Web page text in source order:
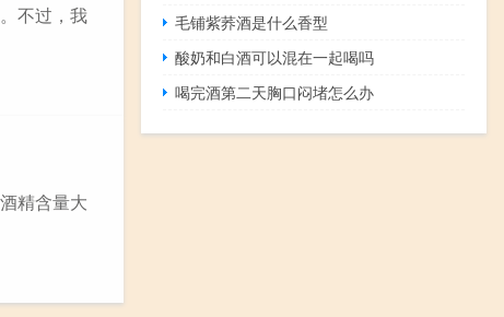
不过，我
精含量大
毛铺紫荞酒是什么香型
酸奶和白酒可以混在一起喝吗
喝完酒第二天胸口闷堵怎么办